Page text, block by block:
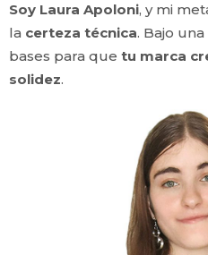
Soy Laura Apoloni, y mi
la certeza técnica. Bajo una
bases para que tu marca
solidez.